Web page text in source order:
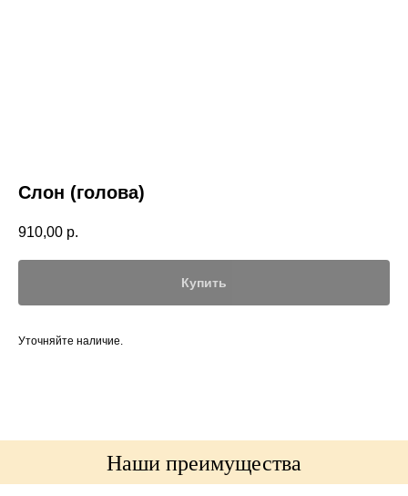
Слон (голова)
910,00 р.
Купить
Уточняйте наличие.
Наши преимущества